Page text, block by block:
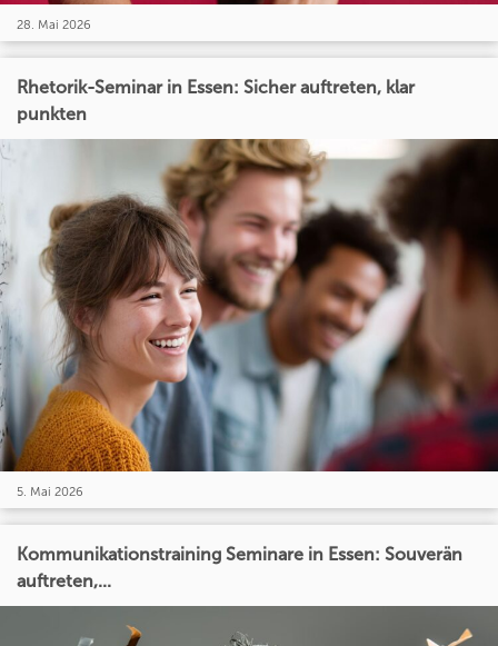
28. Mai 2026
Rhetorik-Seminar in Essen: Sicher auftreten, klar
punkten
5. Mai 2026
Kommunikationstraining Seminare in Essen: Souverän
auftreten,...